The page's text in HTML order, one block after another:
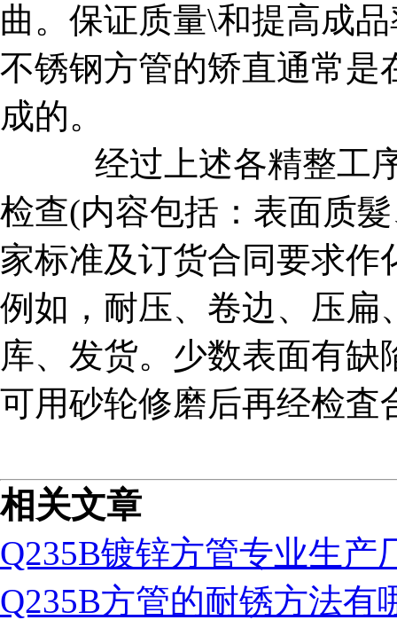
曲。保证质量\和提高成
不锈钢方管的矫直通常是
成的。
经过上述各精整工序
检查(内容包括：表面质
家标准及订货合同要求
例如，耐压、卷边、压扁
库、发货。少数表面有缺
可用砂轮修磨后再经检査
相关文章
Q235B镀锌方管专业生产
Q235B方管的耐锈方法有